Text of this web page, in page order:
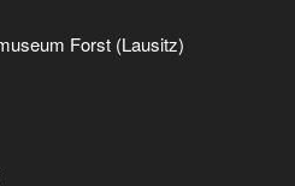
Forst (Lausitz)